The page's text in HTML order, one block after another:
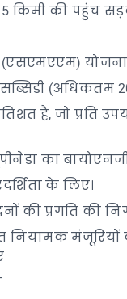
किमी की पहुंच
योजना
(अधिकतम
प्रतिशत है, जो
का
के लिए।
प्रगति की
नियामक